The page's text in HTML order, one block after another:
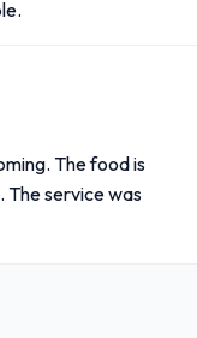
The food is
The service was